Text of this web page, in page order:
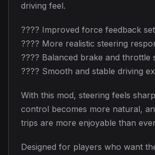
driving feel.
???? Improved force feedback
???? More realistic steering
???? Balanced brake and throttle
???? Smooth and stable driving
With this mod, steering feels
control becomes more natural,
trips are more enjoyable than
Designed for players who want